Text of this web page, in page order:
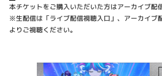
本チケットをご購入いただいた方はアーカイブ配
※生配信は「ライブ配信視聴入口」、アーカイブ
よりご視聴ください。